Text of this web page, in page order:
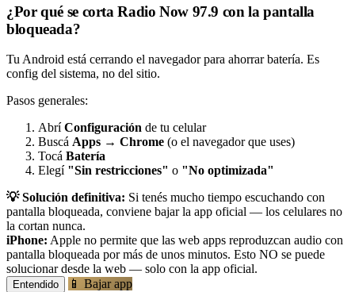
¿Por qué se corta Radio Now 97.9 con la pantalla
bloqueada?
Tu Android está cerrando el navegador para ahorrar batería. Es
config del sistema, no del sitio.
Pasos generales:
AbríConfiguración de tu celular
Buscá Apps → Chrome (o el navegador que uses)
Tocá Batería
Elegí "Sin restricciones" o "No optimizada"
💡 Solución definitiva: Si tenés mucho tiempo escuchando con
pantalla bloqueada, conviene bajar la app oficial — los celulares no
la cortan nunca.
iPhone: Apple no permite que las web apps reproduzcan audio con
pantalla bloqueada por más de unos minutos. Esto NO se puede
solucionar desde la web — solo con la app oficial.
Entendido 📱 Bajar app